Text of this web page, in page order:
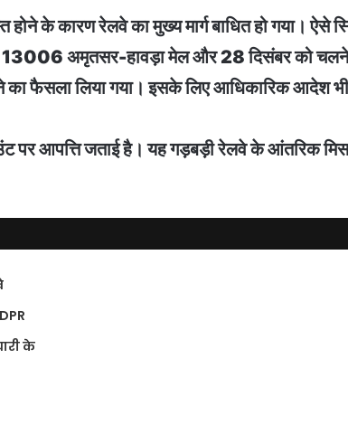
होने के कारण रेलवे का मुख्य मार्ग बाधित हो गया। ऐसे
13006 अमृतसर-हावड़ा मेल और 28 दिसंबर को
का फैसला लिया गया। इसके लिए आधिकारिक आदेश
पर आपत्ति जताई है। यह गड़बड़ी रेलवे के आंतरिक
के